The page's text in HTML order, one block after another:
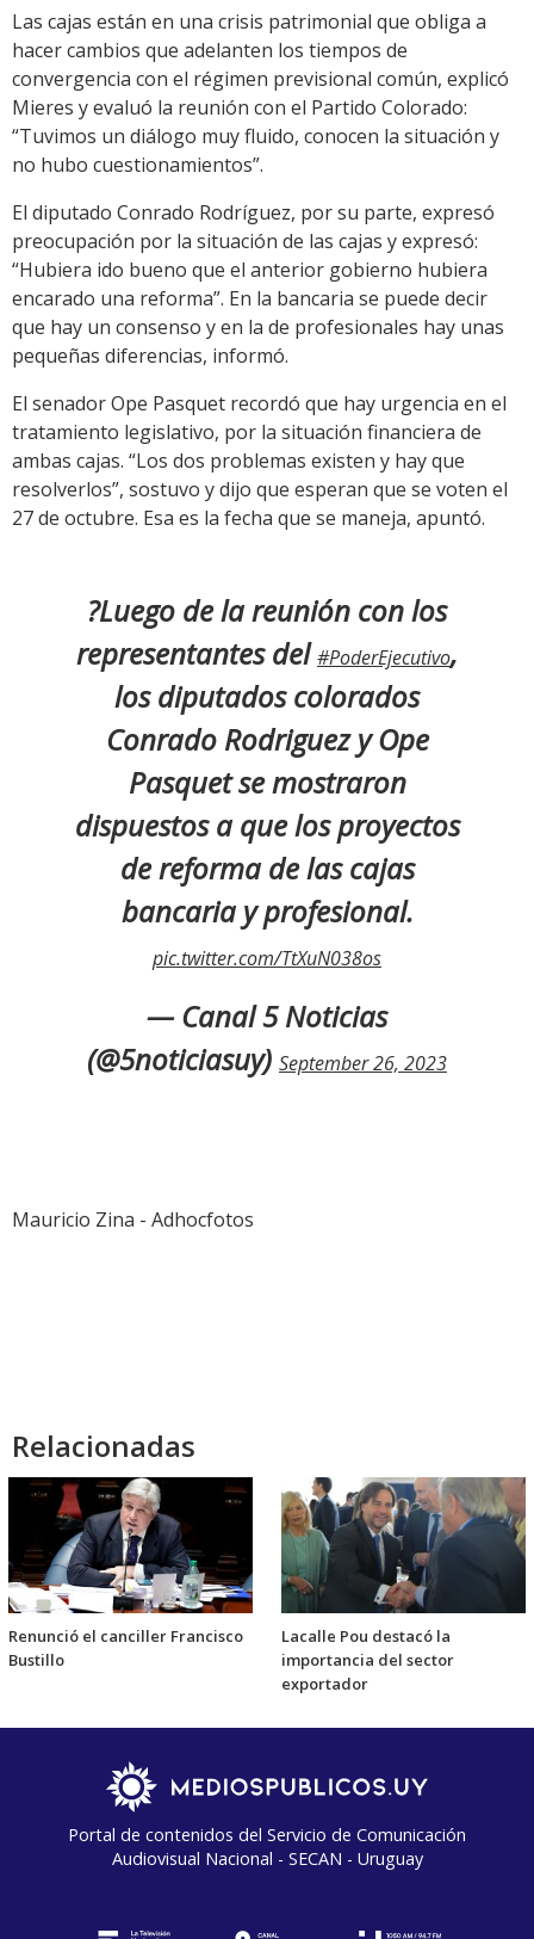
Las cajas están en una crisis patrimonial que obliga a
hacer cambios que adelanten los tiempos de
convergencia con el régimen previsional común, explicó
Mieres y evaluó la reunión con el Partido Colorado:
“Tuvimos un diálogo muy fluido, conocen la situación y
no hubo cuestionamientos”.
El diputado Conrado Rodríguez, por su parte, expresó
preocupación por la situación de las cajas y expresó:
“Hubiera ido bueno que el anterior gobierno hubiera
encarado una reforma”. En la bancaria se puede decir
que hay un consenso y en la de profesionales hay unas
pequeñas diferencias, informó.
El senador Ope Pasquet recordó que hay urgencia en el
tratamiento legislativo, por la situación financiera de
ambas cajas. “Los dos problemas existen y hay que
resolverlos”, sostuvo y dijo que esperan que se voten el
27 de octubre. Esa es la fecha que se maneja, apuntó.
?Luego de la reunión con los
representantes del#PoderEjecutivo,
los diputados colorados
Conrado Rodriguez y Ope
Pasquet se mostraron
dispuestos a que los proyectos
de reforma de las cajas
bancaria y profesional.
pic.twitter.com/TtXuN038os
— Canal 5 Noticias
(@5noticiasuy) September 26, 2023
Mauricio Zina - Adhocfotos
Relacionadas
Renunció el canciller Francisco
Bustillo
Lacalle Pou destacó la
importancia del sector
exportador
Portal de contenidos del Servicio de Comunicación
Audiovisual Nacional - SECAN - Uruguay